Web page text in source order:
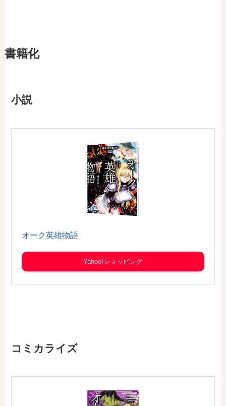
書籍化
小説
オーク英雄物語
Yahoo!ショッピング
コミカライズ